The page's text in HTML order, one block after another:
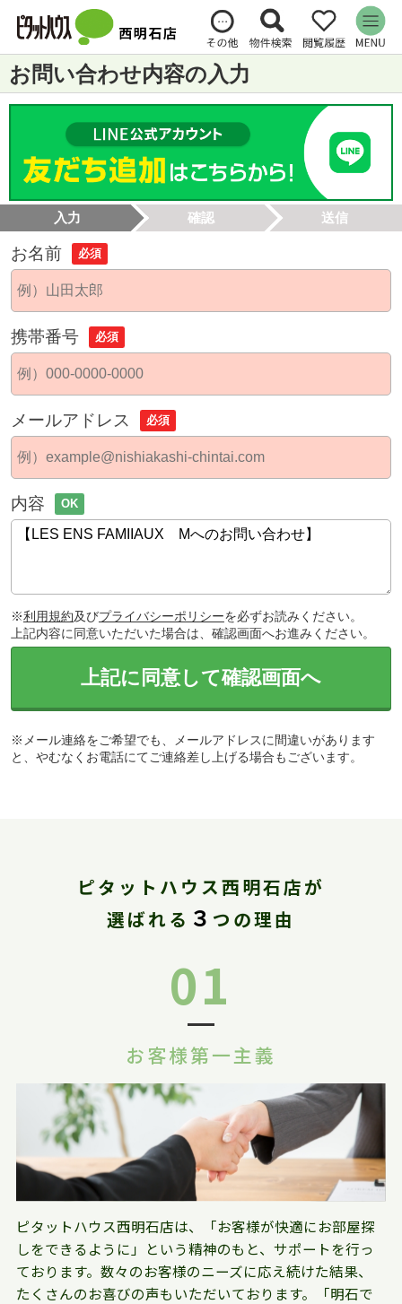
お問い合わせ内容の入力
入力 確認 送信
お名前 必須
携帯番号 必須
メールアドレス 必須
内容 OK
※利用規約及びプライバシーポリシーを必ずお読みください。
上記内容に同意いただいた場合は、確認画面へお進みください。
上記に同意して確認画面へ
※メール連絡をご希望でも、メールアドレスに間違いがあります
と、やむなくお電話にてご連絡差し上げる場合もございます。
ピタットハウス西明石店が
選ばれる ３ つの理由
01
お客様第一主義
ピタットハウス西明石店は、「お客様が快適にお部屋探
しをできるように」という精神のもと、サポートを行っ
ております。数々のお客様のニーズに応え続けた結果、
たくさんのお喜びの声もいただいております。「明石で